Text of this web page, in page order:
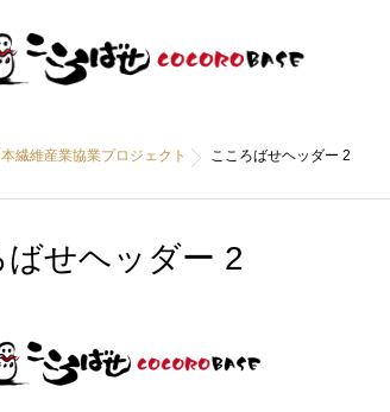
繊維産業協業プロジェクト こころばせヘッダー 2
ばせヘッダー 2